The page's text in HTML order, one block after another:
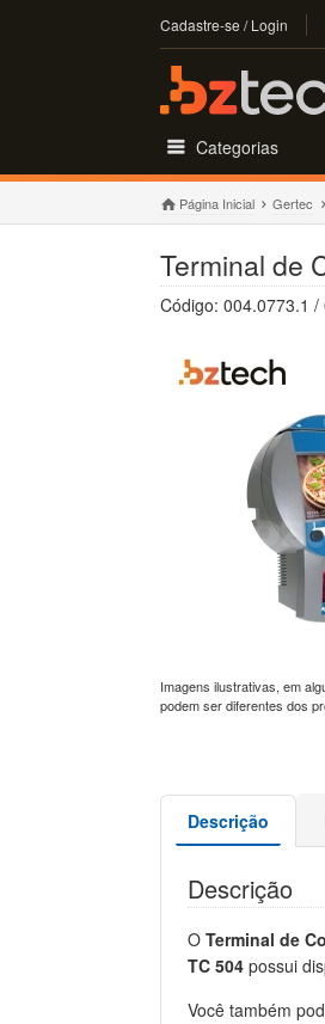
Cadastre-se / Login
Categorias
Página Inicial Gertec
Terminal de
Código: 004.0773.1 /
Imagens ilustrativas, em
podem ser diferentes dos
Descrição
Descrição
OTerminal de
TC 504 possui
Você também